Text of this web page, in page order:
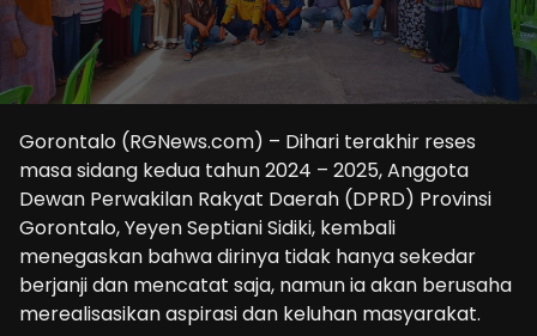
Gorontalo (RGNews.com) – Dihari terakhir reses
masa sidang kedua tahun 2024 – 2025, Anggota
Dewan Perwakilan Rakyat Daerah (DPRD) Provinsi
Gorontalo, Yeyen Septiani Sidiki, kembali
menegaskan bahwa dirinya tidak hanya sekedar
berjanji dan mencatat saja, namun ia akan berusaha
merealisasikan aspirasi dan keluhan masyarakat.